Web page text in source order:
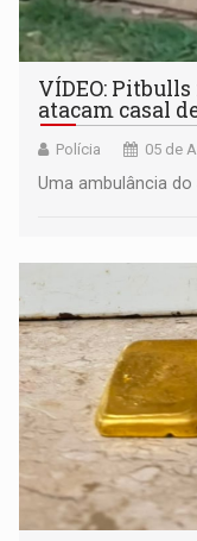
VÍDEO:
atacam casal
Polícia 05 de
Uma ambulância